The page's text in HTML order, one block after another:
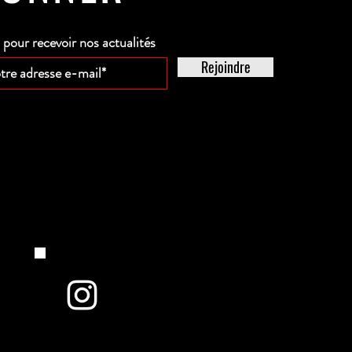
recevoir nos actualités
Rejoindre